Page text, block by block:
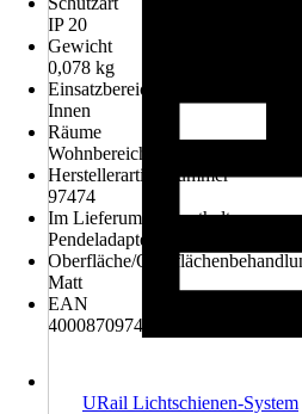
IP 20
Gewicht
0,078 kg
Einsatzbereich
Innen
Räume
Wohnbereich
Herstellerartikelnummer
97474
Im Lieferumfang enthalten
Pendeladapter inkl.
Oberfläche/
Matt
EAN
4000870974742
URail Lichtschienen-System